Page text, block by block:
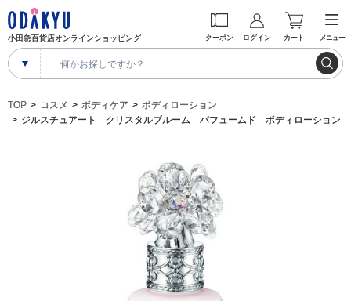
小田急百貨店オンラインショッピング クーポン ログイン カート メニュー
TOP コスメ ボディケア
ボディローション
ジルスチュアート クリスタルブルーム パフュームド ボディローション